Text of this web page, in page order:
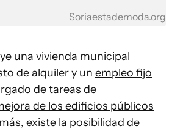
Soriaestademoda.org
una vivienda municipal
de alquiler y un empleo fijo
de tareas de
de los edificios públicos
existe la posibilidad de